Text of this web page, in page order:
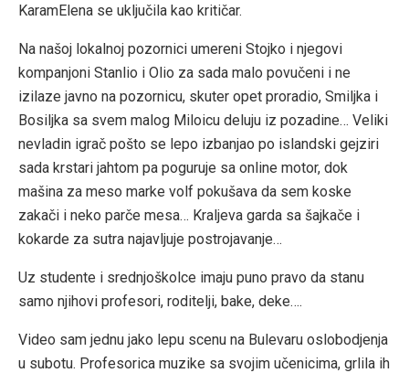
KaramElena se uključila kao kritičar.
Na našoj lokalnoj pozornici umereni Stojko i njegovi
kompanjoni Stanlio i Olio za sada malo povučeni i ne
izilaze javno na pozornicu, skuter opet proradio, Smiljka i
Bosiljka sa svem malog Miloicu deluju iz pozadine… Veliki
nevladin igrač pošto se lepo izbanjao po islandski gejziri
sada krstari jahtom pa poguruje sa online motor, dok
mašina za meso marke volf pokušava da sem koske
zakači i neko parče mesa… Kraljeva garda sa šajkače i
kokarde za sutra najavljuje postrojavanje…
Uz studente i srednjoškolce imaju puno pravo da stanu
samo njihovi profesori, roditelji, bake, deke….
Video sam jednu jako lepu scenu na Bulevaru oslobodjenja
u subotu. Profesorica muzike sa svojim učenicima, grlila ih